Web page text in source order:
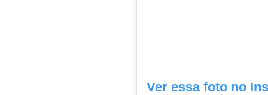
Ver essa foto no